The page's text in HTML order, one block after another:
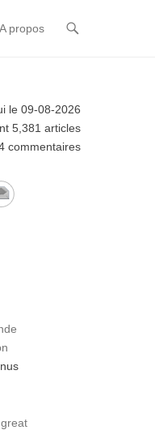
A propos
le 09-08-2026
5,381 articles
commentaires